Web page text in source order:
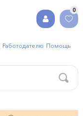
0
Работодателю Помощь